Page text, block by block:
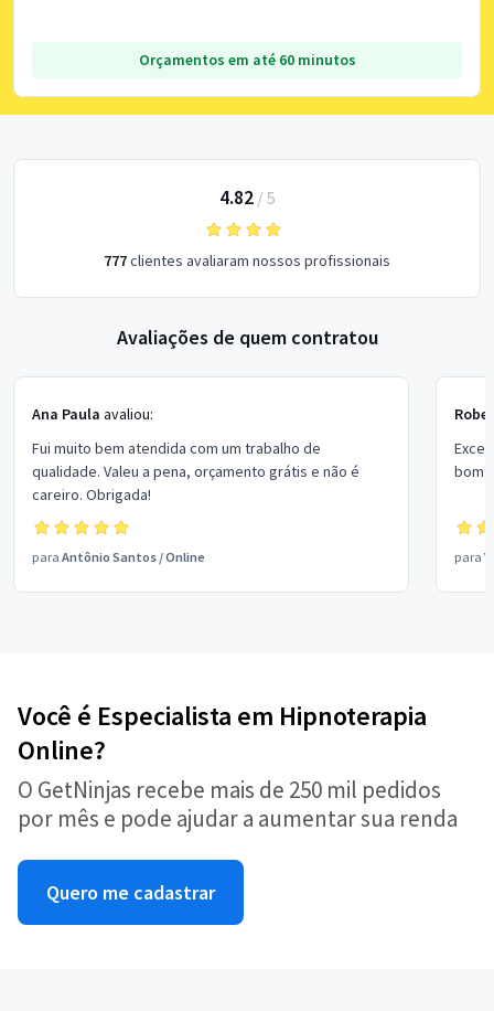
Orçamentos em até 60 minutos
4.82/ 5
777clientes avaliaram nossos profissionais
Avaliações de quem contratou
Ana Paula avaliou:
Fui muito bem atendida com um trabalho de
qualidade. Valeu a pena, orçamento grátis e não é
careiro. Obrigada!
para Antônio Santos /Online
bom
para
Você é Especialista em Hipnoterapia
Online?
O GetNinjas recebe mais de 250 mil pedidos
por mês e pode ajudar a aumentar sua renda
Quero me cadastrar